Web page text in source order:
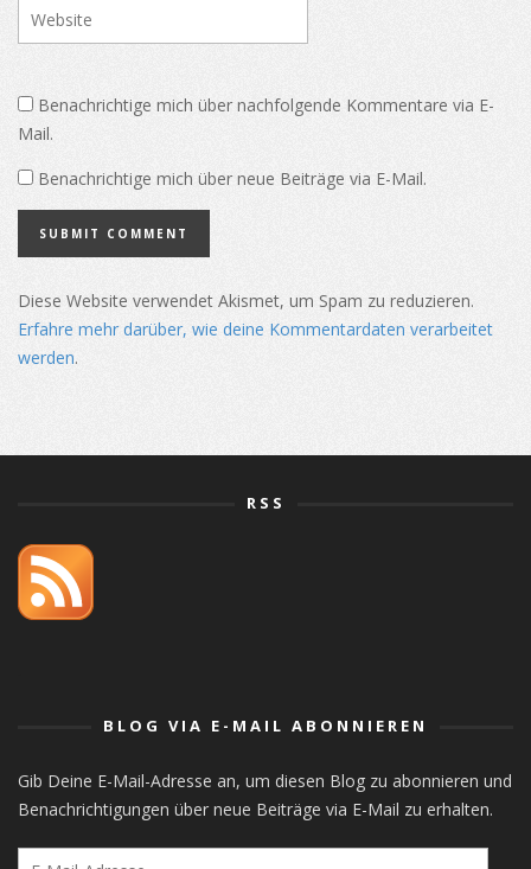
Benachrichtige mich über nachfolgende Kommentare via E-
Mail.
Benachrichtige mich über neue Beiträge via E-Mail.
Diese Website verwendet Akismet, um Spam zu reduzieren.
Erfahre mehr darüber, wie deine Kommentardaten verarbeitet
werden.
RSS
BLOG VIA E-MAIL ABONNIEREN
Gib Deine E-Mail-Adresse an, um diesen Blog zu abonnieren und
Benachrichtigungen über neue Beiträge via E-Mail zu erhalten.